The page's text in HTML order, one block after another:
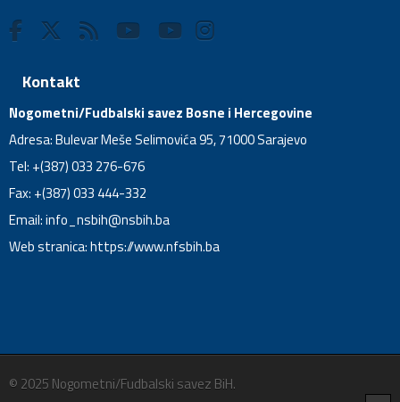
Kontakt
Nogometni/Fudbalski savez Bosne i Hercegovine
Adresa: Bulevar Meše Selimovića 95, 71000 Sarajevo
Tel: +(387) 033 276-676
Fax: +(387) 033 444-332
Email:info_nsbih@nsbih.ba
Web stranica: https://www.nfsbih.ba
© 2025 Nogometni/Fudbalski savez BiH.